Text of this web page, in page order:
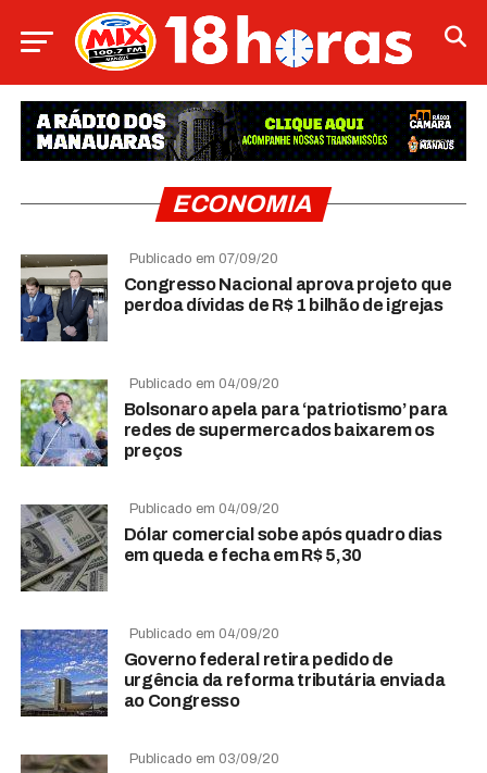
ECONOMIA
Publicado em 07/09/20
Congresso Nacional aprova projeto que
perdoa dívidas de R$ 1 bilhão de igrejas
Publicado em 04/09/20
Bolsonaro apela para ‘patriotismo’ para
redes de supermercados baixarem os
preços
Publicado em 04/09/20
Dólar comercial sobe após quadro dias
em queda e fecha em R$ 5,30
Publicado em 04/09/20
Governo federal retira pedido de
urgência da reforma tributária enviada
ao Congresso
Publicado em 03/09/20